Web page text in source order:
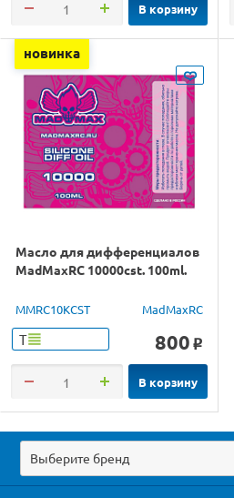
В корзину
новинка
Масло для дифференциалов
MadMaxRC 10000cst. 100ml.
MMRC10KCST MadMaxRC
Т 800 o
В корзину
Выберите бренд